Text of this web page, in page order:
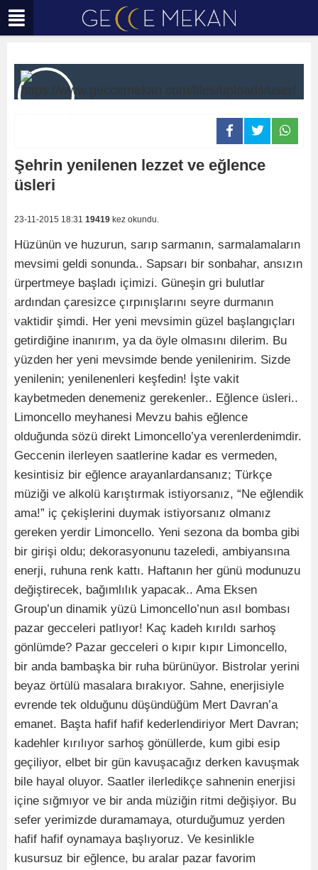
Şehrin yenilenen lezzet ve eğlence
üsleri
23-11-2015 18:31 19419 kez okundu.
Hüzünün ve huzurun, sarıp sarmanın, sarmalamaların
mevsimi geldi sonunda.. Sapsarı bir sonbahar, ansızın
ürpertmeye başladı içimizi. Güneşin gri bulutlar
ardından çaresizce çırpınışlarını seyre durmanın
vaktidir şimdi. Her yeni mevsimin güzel başlangıçları
getirdiğine inanırım, ya da öyle olmasını dilerim. Bu
yüzden her yeni mevsimde bende yenilenirim. Sizde
yenilenin; yenilenenleri keşfedin! İşte vakit
kaybetmeden denemeniz gerekenler.. Eğlence üsleri..
Limoncello meyhanesi Mevzu bahis eğlence
olduğunda sözü direkt Limoncello’ya verenlerdenimdir.
Geccenin ilerleyen saatlerine kadar es vermeden,
kesintisiz bir eğlence arayanlardansanız; Türkçe
müziği ve alkolü karıştırmak istiyorsanız, “Ne eğlendik
ama!” iç çekişlerini duymak istiyorsanız olmanız
gereken yerdir Limoncello. Yeni sezona da bomba gibi
bir girişi oldu; dekorasyonunu tazeledi, ambiyansına
enerji, ruhuna renk kattı. Haftanın her günü modunuzu
değiştirecek, bağımlılık yapacak.. Ama Eksen
Group’un dinamik yüzü Limoncello’nun asıl bombası
pazar gecceleri patlıyor! Kaç kadeh kırıldı sarhoş
gönlümde? Pazar gecceleri o kıpır kıpır Limoncello,
bir anda bambaşka bir ruha bürünüyor. Bistrolar yerini
beyaz örtülü masalara bırakıyor. Sahne, enerjisiyle
evrende tek olduğunu düşündüğüm Mert Davran’a
emanet. Başta hafif hafif kederlendiriyor Mert Davran;
kadehler kırılıyor sarhoş gönüllerde, kum gibi esip
geçiliyor, elbet bir gün kavuşacağız derken kavuşmak
bile hayal oluyor. Saatler ilerledikçe sahnenin enerjisi
içine sığmıyor ve bir anda müziğin ritmi değişiyor. Bu
sefer yerimizde duramamaya, oturduğumuz yerden
hafif hafif oynamaya başlıyoruz. Ve kesinlikle
kusursuz bir eğlence, bu aralar pazar favorim